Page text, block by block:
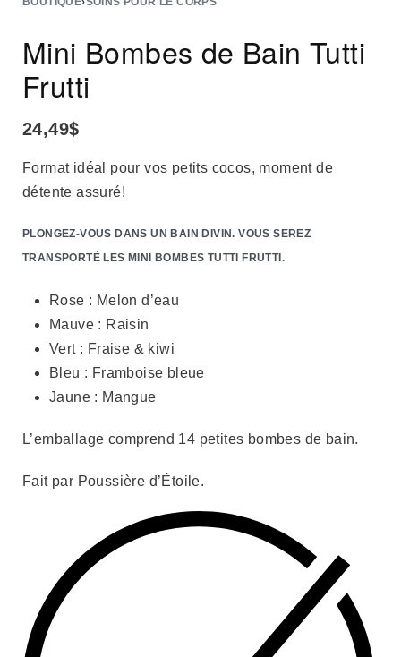
Mini Bombes de Bain Tutti
Frutti
24,49$
Format idéal pour vos petits cocos, moment de
détente assuré!
PLONGEZ-VOUS DANS UN BAIN DIVIN. VOUS SEREZ
TRANSPORTÉ LES MINI BOMBES TUTTI FRUTTI.
Rose : Melon d’eau
Mauve : Raisin
Vert : Fraise & kiwi
Bleu : Framboise bleue
Jaune : Mangue
L’emballage comprend 14 petites bombes de bain.
Fait par Poussière d’Étoile.